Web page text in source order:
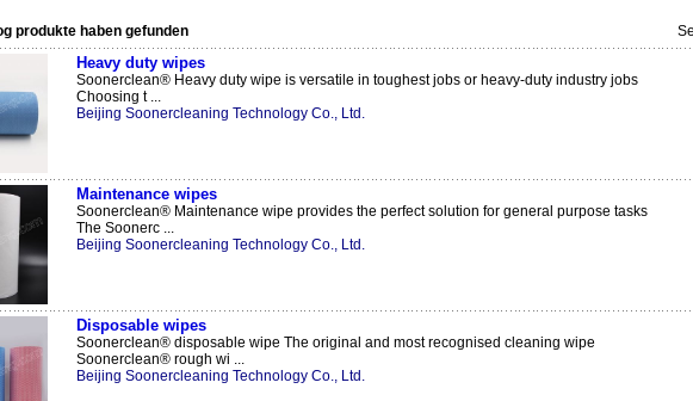
produkte haben gefunden
Heavy duty wipes
Soonerclean® Heavy duty wipe is versatile in toughest jobs or heavy-duty industry jobs
Choosing t ...
Beijing Soonercleaning Technology Co., Ltd.
Maintenance wipes
Soonerclean® Maintenance wipe provides the perfect solution for general purpose tasks
The Soonerc ...
Beijing Soonercleaning Technology Co., Ltd.
Disposable wipes
Soonerclean® disposable wipe The original and most recognised cleaning wipe
Soonerclean® rough wi ...
Beijing Soonercleaning Technology Co., Ltd.